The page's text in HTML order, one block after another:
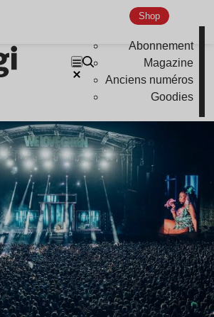
Shop
Abonnement
Magazine
Anciens numéros
Goodies